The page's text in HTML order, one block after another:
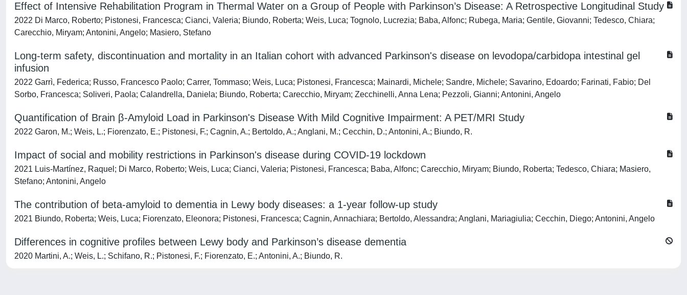
Effect of Intensive Rehabilitation Program in Thermal Water on a Group of People with Parkinson’s Disease: A Retrospective Longitudinal Study
2022 Di Marco, Roberto; Pistonesi, Francesca; Cianci, Valeria; Biundo, Roberta; Weis, Luca; Tognolo, Lucrezia; Baba, Alfonc; Rubega, Maria; Gentile, Giovanni; Tedesco, Chiara;
Carecchio, Miryam; Antonini, Angelo; Masiero, Stefano
Long-term safety, discontinuation and mortality in an Italian cohort with advanced Parkinson's disease on levodopa/carbidopa intestinal gel
infusion
2022 Garrì, Federica; Russo, Francesco Paolo; Carrer, Tommaso; Weis, Luca; Pistonesi, Francesca; Mainardi, Michele; Sandre, Michele; Savarino, Edoardo; Farinati, Fabio; Del
Sorbo, Francesca; Soliveri, Paola; Calandrella, Daniela; Biundo, Roberta; Carecchio, Miryam; Zecchinelli, Anna Lena; Pezzoli, Gianni; Antonini, Angelo
Quantification of Brain β-Amyloid Load in Parkinson's Disease With Mild Cognitive Impairment: A PET/MRI Study
2022 Garon, M.; Weis, L.; Fiorenzato, E.; Pistonesi, F.; Cagnin, A.; Bertoldo, A.; Anglani, M.; Cecchin, D.; Antonini, A.; Biundo, R.
Impact of social and mobility restrictions in Parkinson's disease during COVID-19 lockdown
2021 Luis-Martínez, Raquel; Di Marco, Roberto; Weis, Luca; Cianci, Valeria; Pistonesi, Francesca; Baba, Alfonc; Carecchio, Miryam; Biundo, Roberta; Tedesco, Chiara; Masiero,
Stefano; Antonini, Angelo
The contribution of beta-amyloid to dementia in Lewy body diseases: a 1-year follow-up study
2021 Biundo, Roberta; Weis, Luca; Fiorenzato, Eleonora; Pistonesi, Francesca; Cagnin, Annachiara; Bertoldo, Alessandra; Anglani, Mariagiulia; Cecchin, Diego; Antonini, Angelo
Differences in cognitive profiles between Lewy body and Parkinson’s disease dementia
2020 Martini, A.; Weis, L.; Schifano, R.; Pistonesi, F.; Fiorenzato, E.; Antonini, A.; Biundo, R.